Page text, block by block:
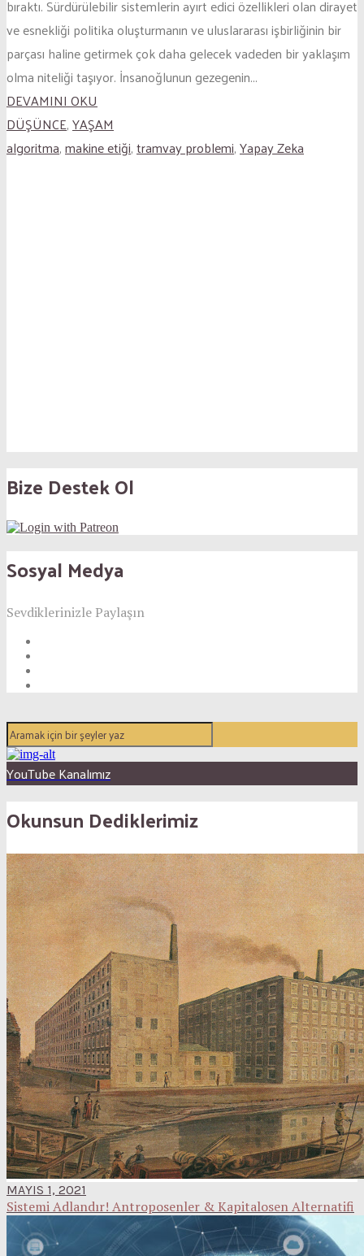
bıraktı. Sürdürülebilir sistemlerin ayırt edici özellikleri olan dirayet
ve esnekliği politika oluşturmanın ve uluslararası işbirliğinin bir
parçası haline getirmek çok daha gelecek vadeden bir yaklaşım
olma niteliği taşıyor. İnsanoğlunun gezegenin...
DEVAMINI OKU
DÜŞÜNCE,YAŞAM
algoritma,makine etiği,tramvay problemi,Yapay Zeka
Bize Destek Ol
Sosyal Medya
Sevdiklerinizle Paylaşın
YouTube Kanalımız
Okunsun Dediklerimiz
MAYIS 1, 2021
Sistemi Adlandır! Antroposenler & Kapitalosen Alternatifi